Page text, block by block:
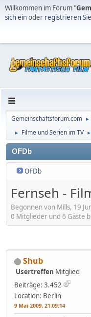
Willkommen im Forum "
sich einoder registrieren
Gemeinschaftsforum.com ►
► Filme und Serien im TV ►
OFDb
OFDb
Fernseh -
Begonnen von Mills, 19
0 Mitglieder und 6 Gäste
Shub
Usertreffen Mitglied
Beiträge: 3.452
Location: Berlin
9 Mai 2009, 21:09:14